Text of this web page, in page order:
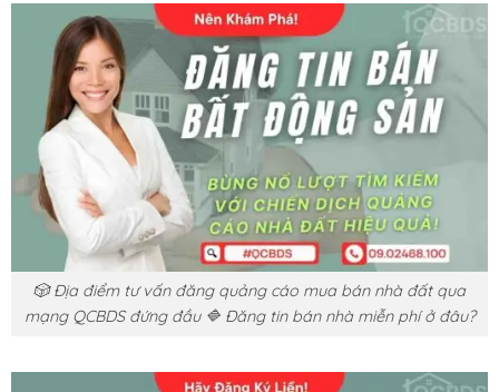
🎲 Địa điểm tư vấn đăng quảng cáo mua bán nhà đất qua
mạng QCBDS đứng đầu 🔷 Đăng tin bán nhà miễn phí ở đâu?